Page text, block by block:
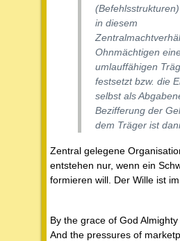
in diesem
Ohnmächtigen
umlauffähigen
festsetzt bzw. die
selbst als
Bezifferung der
dem Träger ist
Zentral gelegene
entstehen nur, wenn ein
formieren will. Der Wille ist
By the grace of God Almighty
And the pressures of